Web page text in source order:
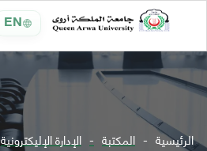
EN
الرئيسية المكتبة الإدارة الإليكترونية